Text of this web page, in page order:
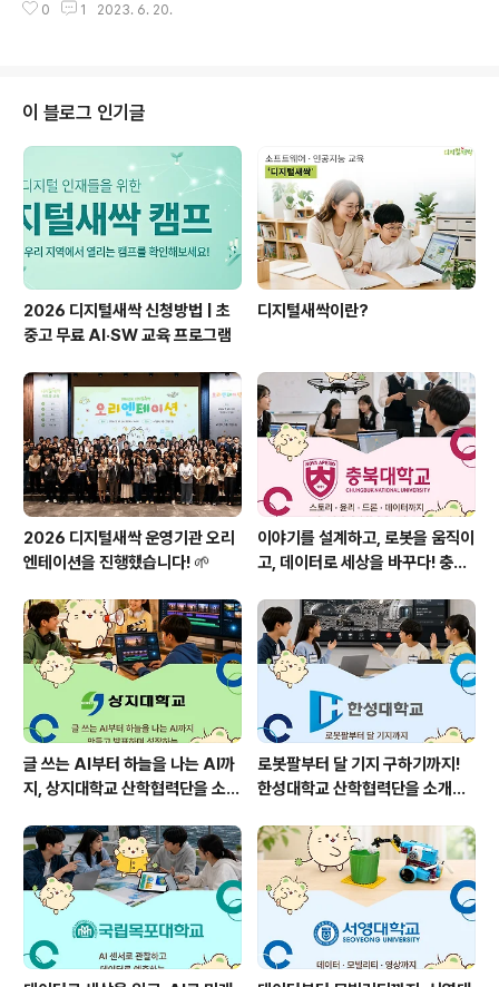
이미지 혹은 아래 링크를 클릭해주세요! ★콘텐츠 바로가
지털새싹 교육캠프 현장 인터뷰] 인성과 사랑을 갖춘 강사
진이 정확한 지식을 전달하기 위해... blog.naver.com
0 1 2023. 6. 20.
이 블로그 인기글
2026 디지털새싹 신청방법 | 초
중고 무료 AI·SW 교육 프로그램
디지털새싹이란?
2026 디지털새싹 운영기관 오리
엔테이션을 진행했습니다! 🌱
이야기를 설계하고, 로봇을 움직이
고, 데이터로 세상을 바꾸다! 충북
🌱
글 쓰는 AI부터 하늘을 나는 AI까
지, 상지대학교 산학협력단을 소개
로봇팔부터 달 기지 구하기까지!
한성대학교 산학협력단을 소개합